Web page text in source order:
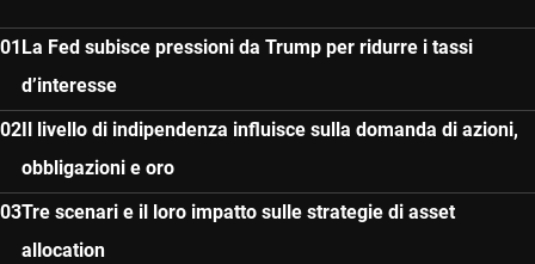
La Fed subisce pressioni da Trump per ridurre i tassi
d’interesse
Il livello di indipendenza influisce sulla domanda di azioni,
obbligazioni e oro
Tre scenari e il loro impatto sulle strategie di asset
allocation